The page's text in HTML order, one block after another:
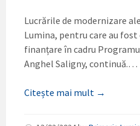
Lucrările de modernizare
Lumina, pentru care au
finanțare în cadru
Anghel Saligny, continuă.…
Citește mai mult →